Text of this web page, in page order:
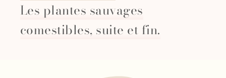
Les plantes sauvages
comestibles, suite et fin.